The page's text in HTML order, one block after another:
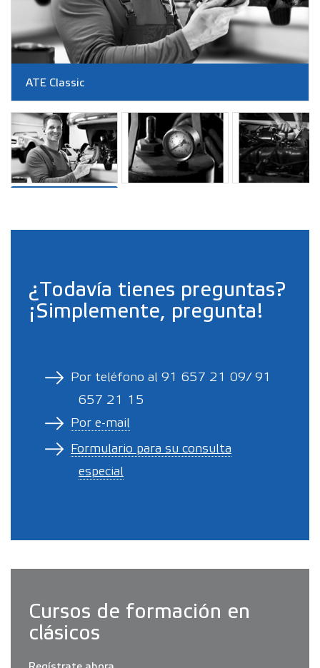
ATE Classic
¿Todavía tienes preguntas?
¡Simplemente, pregunta!
Por teléfono al 91 657 21 09/ 91
657 21 15
Por e-mail
Formulario para su consulta
especial
Cursos de formación en
clásicos